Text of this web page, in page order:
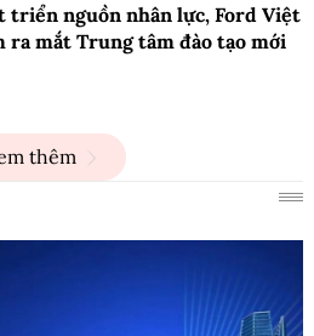
triển nguồn nhân lực, Ford Việt
ra mắt Trung tâm đào tạo mới
thêm